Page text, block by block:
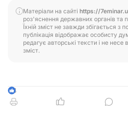
Матеріали на сайті https://
роз'яснення державних органів та
Їхній зміст не завжди збігається з
публікація відображає особисту
редагує авторські тексти і не несе
зміст.
4